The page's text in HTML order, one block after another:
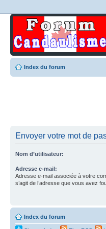
Index du forum
Envoyer votre mot de
Nom d’utilisateur:
Adresse e-mail:
Adresse e-mail associée à votre
s’agit de l’adresse que vous avez
Index du forum